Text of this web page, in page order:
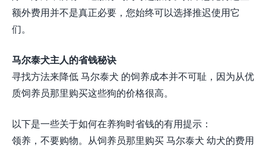
额外费用并不是真正必要，您始终可以选择推迟使用它
们。
马尔泰犬主人的省钱秘诀
寻找方法来降低 马尔泰犬 的饲养成本并不可耻，因为从优
质饲养员那里购买这些狗的价格很高。
以下是一些关于如何在养狗时省钱的有用提示：
领养，不要购物。从饲养员那里购买 马尔泰犬 幼犬的费用